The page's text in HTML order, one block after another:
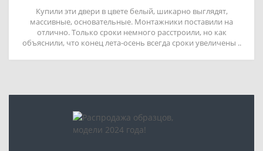
Купили эти двери в цвете белый, шикарно выглядят,
массивные, основательные. Монтажники поставили на
отлично. Только сроки немного расстроили, но как
объяснили, что конец лета-осень всегда сроки увеличены ..